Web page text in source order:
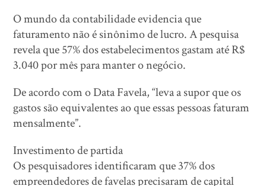
O mundo da contabilidade evidencia que
faturamento não é sinônimo de lucro. A pesquisa
revela que 57% dos estabelecimentos gastam até R$
3.040 por mês para manter o negócio.
De acordo com o Data Favela, “leva a supor que os
gastos são equivalentes ao que essas pessoas faturam
mensalmente”.
Investimento de partida
Os pesquisadores identificaram que 37% dos
empreendedores de favelas precisaram de capital